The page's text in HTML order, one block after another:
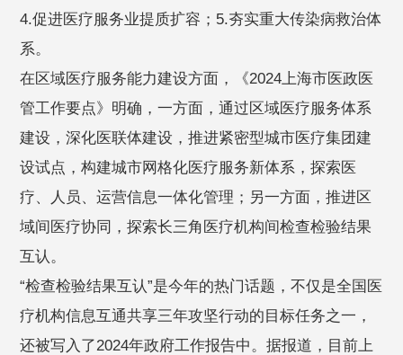
4.促进医疗服务业提质扩容；5.夯实重大传染病救治体
系。
在区域医疗服务能力建设方面，《2024上海市医政医
管工作要点》明确，一方面，通过区域医疗服务体系
建设，深化医联体建设，推进紧密型城市医疗集团建
设试点，构建城市网格化医疗服务新体系，探索医
疗、人员、运营信息一体化管理；另一方面，推进区
域间医疗协同，探索长三角医疗机构间检查检验结果
互认。
“检查检验结果互认”是今年的热门话题，不仅是全国医
疗机构信息互通共享三年攻坚行动的目标任务之一，
还被写入了2024年政府工作报告中。据报道，目前上